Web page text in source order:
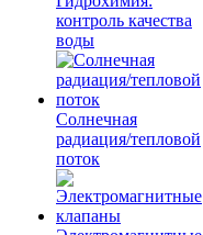
контроль качества
воды
Солнечная
радиация/тепловой
поток